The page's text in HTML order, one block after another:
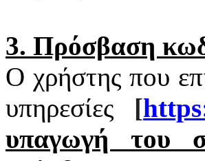
3. Πρόσβαση
Ο χρήστης που
υπηρεσίες [https
υπαγωγή του